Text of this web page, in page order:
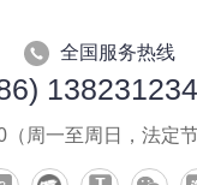
全国服务热线
（周一至周日，法定